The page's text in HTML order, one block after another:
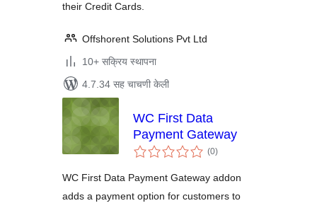
their Credit Cards.
Offshorent Solutions Pvt Ltd
10+ सक्रिय स्थापना
4.7.34 सह चाचणी केली
WC First Data
Payment Gateway
(0एकूण
मूल्यांकन
)
WC First Data Payment Gateway addon
adds a payment option for customers to